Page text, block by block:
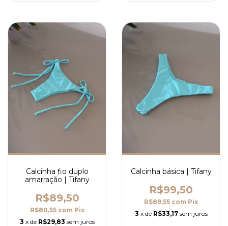
Calcinha fio duplo
amarração | Tifany
R$89,50
R$80,55 com Pix
3 x de R$29,83 sem juros
Calcinha básica | Tifany
R$99,50
R$89,55 com Pix
3 x de R$33,17 sem juros